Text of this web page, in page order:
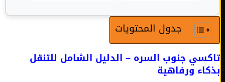
جدول المحتويات
جنوب السره – الدليل الشامل للتنقل
ورفاهية